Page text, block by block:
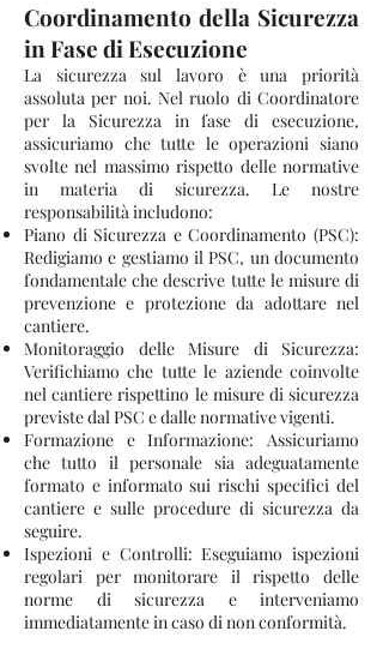
Coordinamento della Sicurezza
in Fase di Esecuzione
La sicurezza sul lavoro è una priorità
assoluta per noi. Nel ruolo di Coordinatore
per la Sicurezza in fase di esecuzione,
assicuriamo che tutte le operazioni siano
svolte nel massimo rispetto delle normative
in materia di sicurezza. Le nostre
responsabilità includono:
Piano di Sicurezza e Coordinamento (PSC):
Redigiamo e gestiamo il PSC, un documento
fondamentale che descrive tutte le misure di
prevenzione e protezione da adottare nel
cantiere.
Monitoraggio delle Misure di Sicurezza:
Verifichiamo che tutte le aziende coinvolte
nel cantiere rispettino le misure di sicurezza
previste dal PSC e dalle normative vigenti.
Formazione e Informazione: Assicuriamo
che tutto il personale sia adeguatamente
formato e informato sui rischi specifici del
cantiere e sulle procedure di sicurezza da
seguire.
Ispezioni e Controlli: Eseguiamo ispezioni
regolari per monitorare il rispetto delle
norme di sicurezza e interveniamo
immediatamente in caso di non conformità.